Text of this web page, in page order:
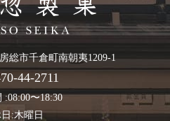
総市千倉町南朝夷1209-1
44-2711
:08:00〜18:30
日:木曜日